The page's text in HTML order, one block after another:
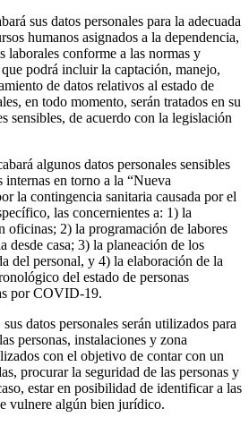
sus datos personales para la adecuada
humanos asignados a la dependencia,
laborales conforme a las normas y
podrá incluir la captación, manejo,
de datos relativos al estado de
en todo momento, serán tratados en su
sensibles, de acuerdo con la legislación
algunos datos personales sensibles
internas en torno a la “Nueva
la contingencia sanitaria causada por el
las concernientes a: 1) la
oficinas; 2) la programación de labores
desde casa; 3) la planeación de los
del personal, y 4) la elaboración de la
del estado de personas
por COVID-19.
datos personales serán utilizados para
personas, instalaciones y zona
con el objetivo de contar con un
procurar la seguridad de las personas y
estar en posibilidad de identificar a las
vulnere algún bien jurídico.